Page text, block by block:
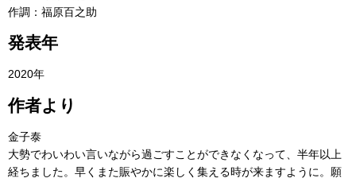
作調：福原百之助
発表年
2020年
作者より
金子泰
大勢でわいわい言いながら過ごすことができなくなって、半年以上
経ちました。早くまた賑やかに楽しく集える時が来ますように。願